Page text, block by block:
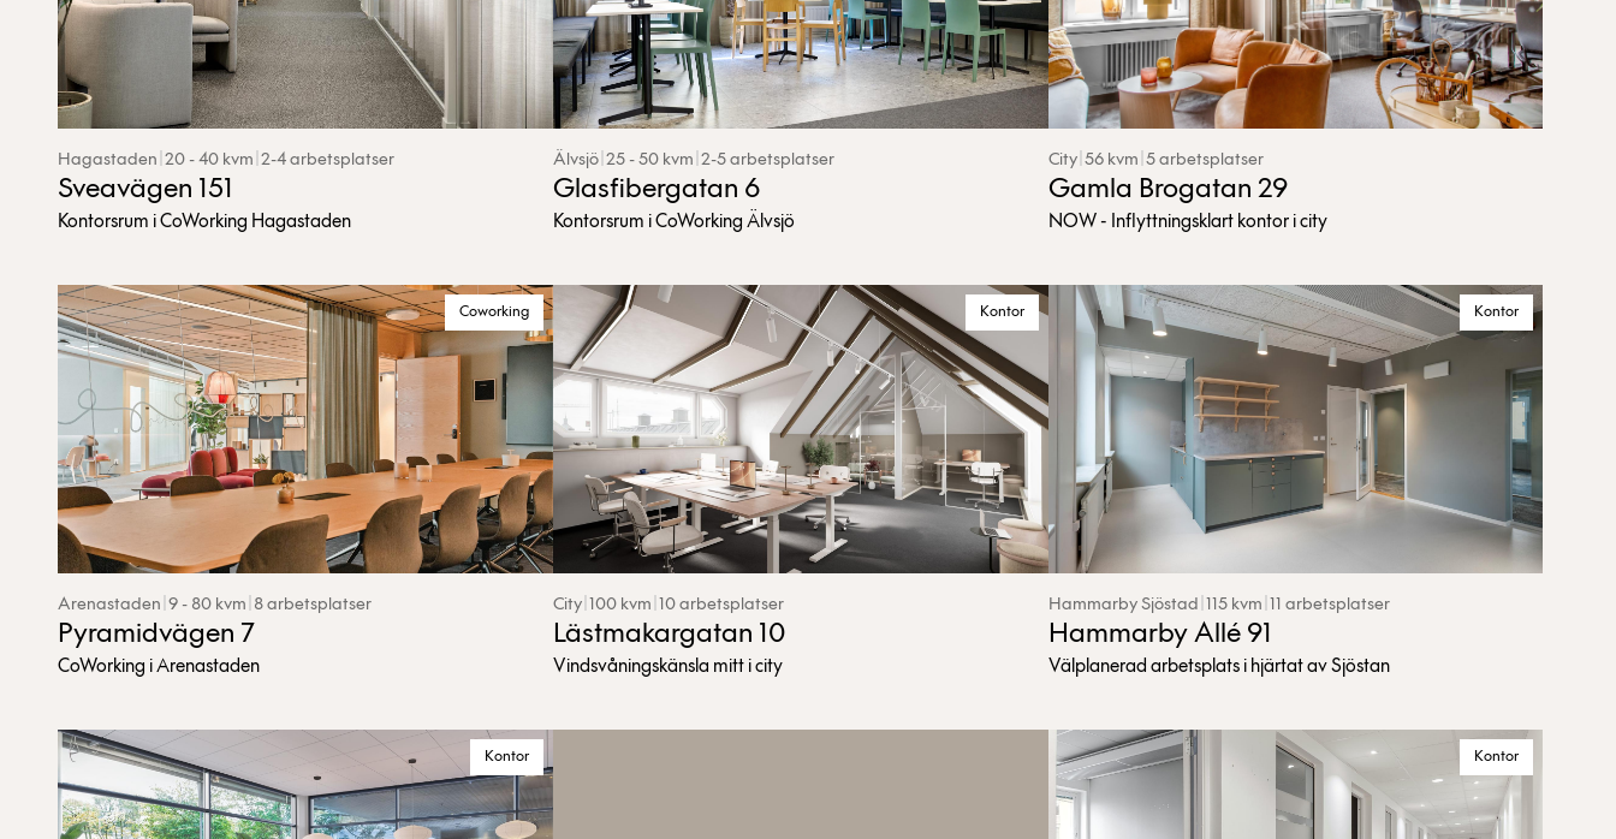
Hagastaden 20 - 40 kvm 2-4 arbetsplatser
Sveavägen 151
Kontorsrum i CoWorking Hagastaden
Älvsjö| 25 - 50 kvm 2-5 arbetsplatser
Glasfibergatan 6
Kontorsrum i CoWorking Älvsjö
City| 56 kvm 5 arbetsplatser
Gamla Brogatan 29
NOW - Inflyttningsklart kontor i city
Arenastaden 9 - 80 kvm 8 arbetsplatser
Pyramidvägen 7
CoWorking i Arenastaden
Coworking
City| 100 kvm 10 arbetsplatser
Lästmakargatan 10
Vindsvåningskänsla mitt i city
Kontor
Hammarby Sjöstad 115 kvm 11 arbetsplatser
Hammarby Allé 91
Välplanerad arbetsplats i hjärtat av Sjöstan
Kontor
Kontor Kontor